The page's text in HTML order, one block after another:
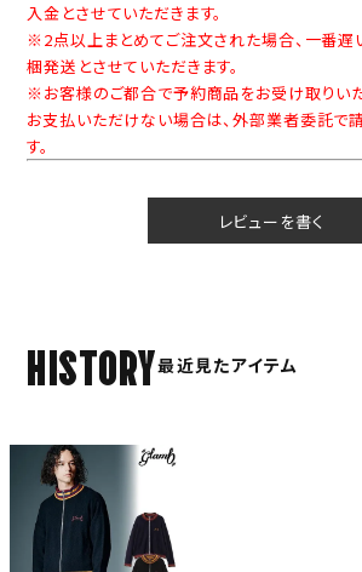
入金とさせていただきます。
※2点以上まとめてご注文された場合、一番
梱発送とさせていただきます。
※お客様のご都合で予約商品をお受け取りい
お支払いただけない場合は、外部業者委託で
す。
レビューを書く
HISTORY最近見たアイテム